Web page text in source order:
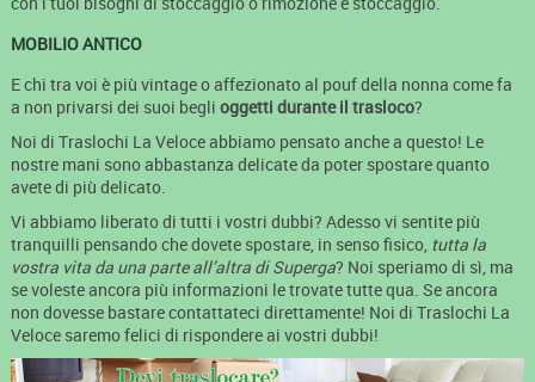
MOBILIO ANTICO
E chi tra voi è più vintage o affezionato al pouf della nonna come fa
a non privarsi dei suoi begli oggetti durante il trasloco?
Noi di Traslochi La Veloce abbiamo pensato anche a questo! Le
nostre mani sono abbastanza delicate da poter spostare quanto
avete di più delicato.
Vi abbiamo liberato di tutti i vostri dubbi? Adesso vi sentite più
tranquilli pensando che dovete spostare, in senso fisico, tutta la
vostra vita da una parte all’altra di Superga? Noi speriamo di sì, ma
se voleste ancora più informazioni le trovate tutte qua. Se ancora
non dovesse bastare contattateci direttamente! Noi di Traslochi La
Veloce saremo felici di rispondere ai vostri dubbi!